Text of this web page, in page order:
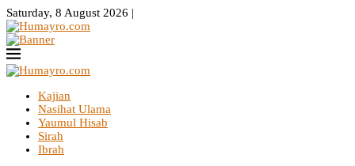
Saturday, 8 August 2026 |
Kajian
Nasihat Ulama
Yaumul Hisab
Sirah
Ibrah